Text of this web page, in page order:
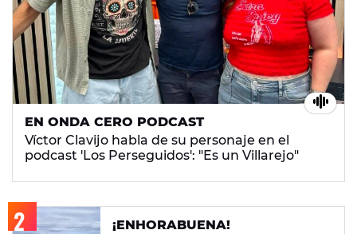
EN ONDA CERO PODCAST
Víctor Clavijo habla de su personaje en el
podcast 'Los Perseguidos': "Es un Villarejo"
¡ENHORABUENA!